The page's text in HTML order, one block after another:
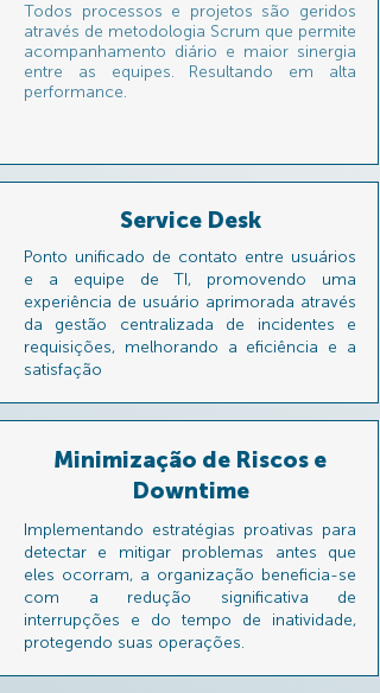
Todos processos e projetos são geridos
através de metodologia Scrum que permite
acompanhamento diário e maior sinergia
entre as equipes. Resultando em alta
performance.
Service Desk
Ponto unificado de contato entre usuários
e a equipe de TI, promovendo uma
experiência de usuário aprimorada através
da gestão centralizada de incidentes e
requisições, melhorando a eficiência e a
satisfação
Minimização de Riscos e
Downtime
Implementando estratégias proativas para
detectar e mitigar problemas antes que
eles ocorram, a organização beneficia-se
com a redução significativa de
interrupções e do tempo de inatividade,
protegendo suas operações.